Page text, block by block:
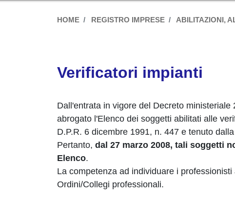
HOME REGISTRO IMPRESE ABILITAZIONI,
Verificatori impianti
Dall'entrata in vigore del Decreto
abrogato l'Elenco dei soggetti abilitati alle
D.P.R. 6 dicembre 1991, n. 447 e tenuto
Pertanto, dal 27 marzo 2008, tali soggetti
Elenco.
La competenza ad individuare i
Ordini/Collegi professionali.